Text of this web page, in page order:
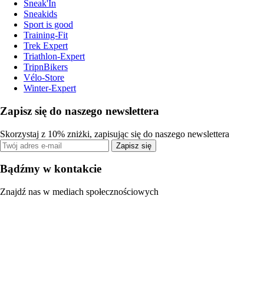
Sneak'In
Sneakids
Sport is good
Training-Fit
Trek Expert
Triathlon-Expert
TripnBikers
Vélo-Store
Winter-Expert
Zapisz się do naszego newslettera
Skorzystaj z 10% zniżki, zapisując się do naszego newslettera
Zapisz się
Bądźmy w kontakcie
Znajdź nas w mediach społecznościowych